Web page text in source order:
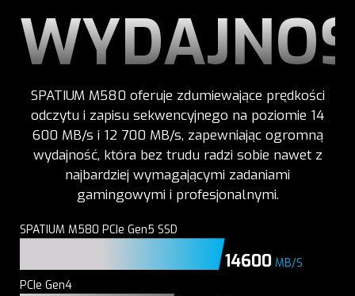
SPATIUM M580 oferuje zdumiewające prędkości
odczytu i zapisu sekwencyjnego na poziomie 14
600 MB/s i 12 700 MB/s, zapewniając ogromną
wydajność, która bez trudu radzi sobie nawet z
najbardziej wymagającymi zadaniami
gamingowymi i profesjonalnymi.
SPATIUM M580 PCIe Gen5 SSD
14600MB/S
PCIe Gen4